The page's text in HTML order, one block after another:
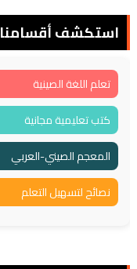
استكشف أقسامنا
تعلم اللغة الصينية
كتب تعليمية مجانية
المعجم الصيني-العربي
نصائح لتسهيل التعلم